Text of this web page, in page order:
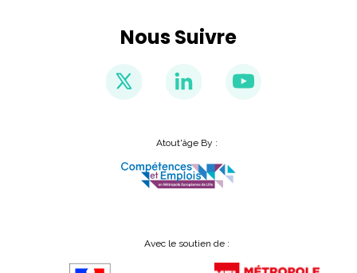
Nous Suivre
Atout'âge By :
Avec le soutien de :